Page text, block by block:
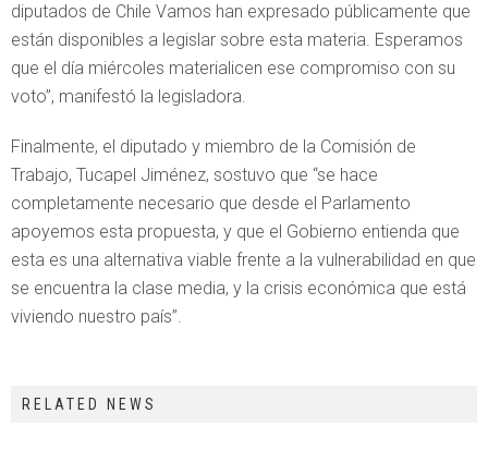
diputados de Chile Vamos han expresado públicamente que
están disponibles a legislar sobre esta materia. Esperamos
que el día miércoles materialicen ese compromiso con su
voto”, manifestó la legisladora.
Finalmente, el diputado y miembro de la Comisión de
Trabajo, Tucapel Jiménez, sostuvo que “se hace
completamente necesario que desde el Parlamento
apoyemos esta propuesta, y que el Gobierno entienda que
esta es una alternativa viable frente a la vulnerabilidad en que
se encuentra la clase media, y la crisis económica que está
viviendo nuestro país”.
RELATED NEWS